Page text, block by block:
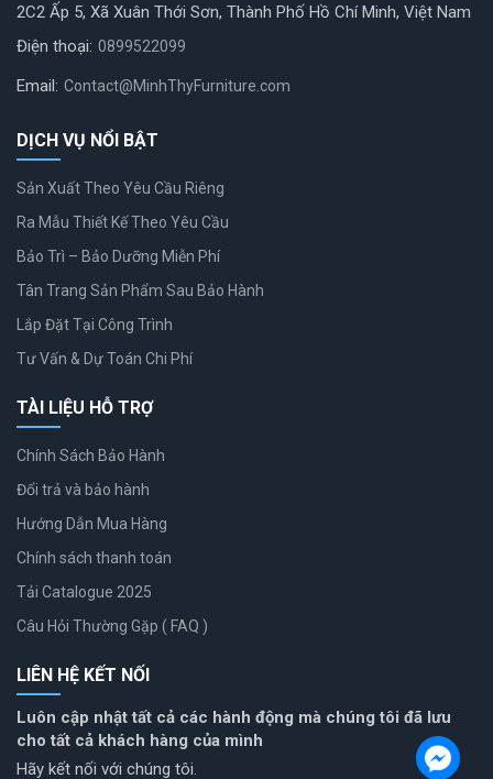
2C2 Ấp 5, Xã Xuân Thới Sơn, Thành Phố Hồ Chí Minh, Việt Nam
Điện thoại: 0899522099
Email: Contact@MinhThyFurniture.com
DỊCH VỤ NỔI BẬT
Sản Xuất Theo Yêu Cầu Riêng
Ra Mẫu Thiết Kế Theo Yêu Cầu
Bảo Trì – Bảo Dưỡng Miễn Phí
Tân Trang Sản Phẩm Sau Bảo Hành
Lắp Đặt Tại Công Trình
Tư Vấn & Dự Toán Chi Phí
TÀI LIỆU HỖ TRỢ
Chính Sách Bảo Hành
Đổi trả và bảo hành
Hướng Dẫn Mua Hàng
Chính sách thanh toán
Tải Catalogue 2025
Câu Hỏi Thường Gặp ( FAQ )
LIÊN HỆ KẾT NỐI
Luôn cập nhật tất cả các hành động mà chúng tôi đã lưu
cho tất cả khách hàng của mình
Hãy kết nối với chúng tôi.